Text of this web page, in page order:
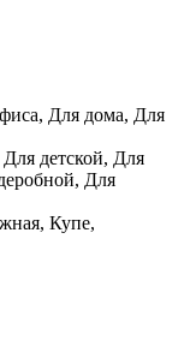
Для дома, Для
детской, Для
Для
Купе,